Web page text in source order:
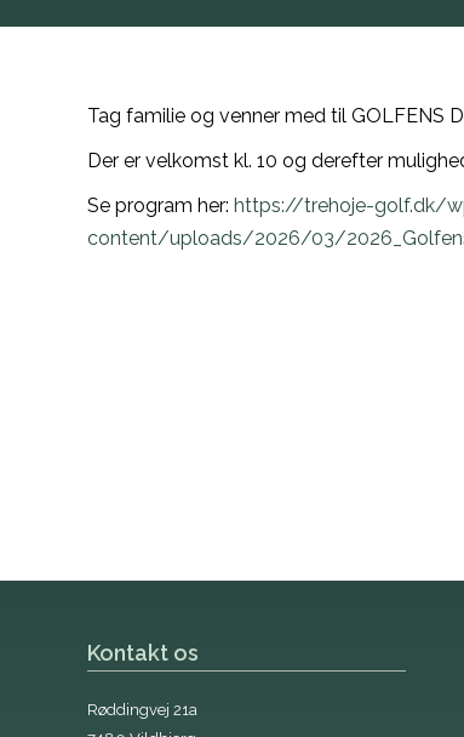
Tag familie og venner med til GOLFENS
Der er velkomst kl. 10 og derefter
Se program her: https://trehoje-golf.dk/
content/uploads/2026/03/
Kontakt os
Røddingvej 21a